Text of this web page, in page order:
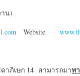
น)
Website
าภิเษก 14 สามารถมาท